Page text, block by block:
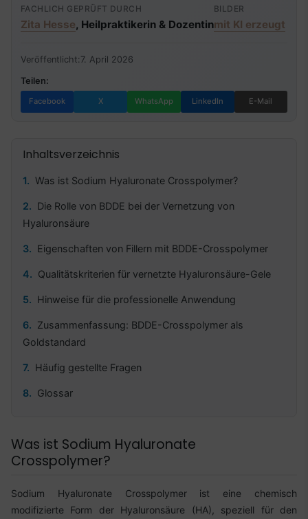
FACHLICH GEPRÜFT DURCH
Zita Hesse, Heilpraktikerin & Dozentin
BILDER
mit KI erzeugt
Veröffentlicht: 7. April 2026
Teilen:
Facebook X WhatsApp LinkedIn E-Mail
Inhaltsverzeichnis
Was ist Sodium Hyaluronate Crosspolymer?
Die Rolle von BDDE bei der Vernetzung von
Hyaluronsäure
Eigenschaften von Fillern mit BDDE-Crosspolymer
Qualitätskriterien für vernetzte Hyaluronsäure-Gele
Hinweise für die professionelle Anwendung
Zusammenfassung: BDDE-Crosspolymer als
Goldstandard
Häufig gestellte Fragen
Glossar
Was ist Sodium Hyaluronate
Crosspolymer?
Sodium Hyaluronate Crosspolymer ist eine chemisch
modifizierte Form der Hyaluronsäure (HA), speziell für den